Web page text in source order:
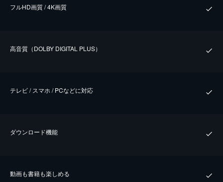
フルHD画質 / 4K画質
⾼⾳質（DOLBY DIGITAL PLUS）
テレビ / スマホ / PCなどに対応
ダウンロード機能
動画も書籍も楽しめる